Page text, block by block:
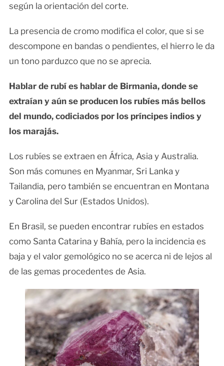
según la orientación del corte.
La presencia de cromo modifica el color, que si se
descompone en bandas o pendientes, el hierro le da
un tono parduzco que no se aprecia.
Hablar de rubí es hablar de Birmania, donde se
extraían y aún se producen los rubíes más bellos
del mundo, codiciados por los príncipes indios y
los marajás.
Los rubíes se extraen en África, Asia y Australia.
Son más comunes en Myanmar, Sri Lanka y
Tailandia, pero también se encuentran en Montana
y Carolina del Sur (Estados Unidos).
En Brasil, se pueden encontrar rubíes en estados
como Santa Catarina y Bahía, pero la incidencia es
baja y el valor gemológico no se acerca ni de lejos al
de las gemas procedentes de Asia.